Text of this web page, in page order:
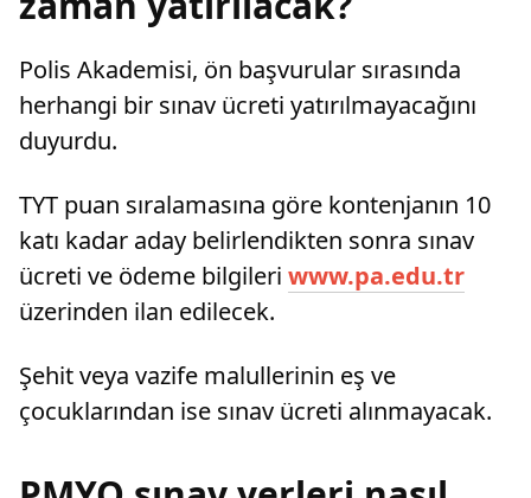
Polis Akademisi, ön başvurular sırasında
herhangi bir sınav ücreti yatırılmayacağını
duyurdu.
TYT puan sıralamasına göre kontenjanın 10
katı kadar aday belirlendikten sonra sınav
ücreti ve ödeme bilgileri www.pa.edu.tr
üzerinden ilan edilecek.
Şehit veya vazife malullerinin eş ve
çocuklarından ise sınav ücreti alınmayacak.